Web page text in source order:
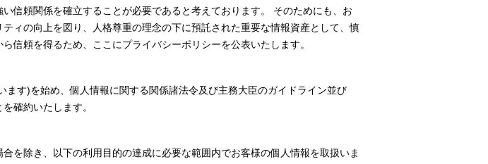
信頼関係を確立することが必要であると考えております。 そのためにも、お
ィの向上を図り、人格尊重の理念の下に預託された重要な情報資産として、慎
信頼を得るため、ここにプライバシーポリシーを公表いたします。
す)を始め、個人情報に関する関係諸法令及び主務大臣のガイドライン並び
確約いたします。
を除き、以下の利用目的の達成に必要な範囲内でお客様の個人情報を取扱いま